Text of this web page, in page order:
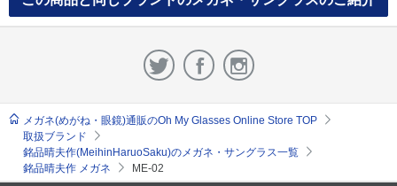
メガネ(めがね・眼鏡)通販のOh My Glasses Online Store TOP
取扱ブランド
銘品晴夫作(MeihinHaruoSaku)のメガネ・サングラス一覧
銘品晴夫作 メガネ
ME-02